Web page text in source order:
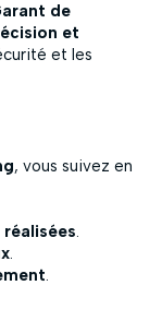
de
et
et les
, vous suivez en
.
.
.